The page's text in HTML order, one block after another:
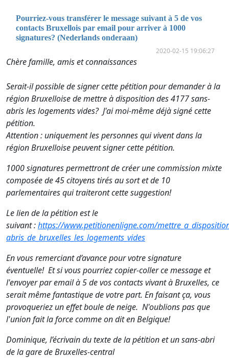
Pourriez-vous transférer le message suivant à 5 de vos
contacts Bruxellois par email pour arriver à 1000
signatures? (Nederlands onderaan)
2020-02-15 19:06:27
Chère famille, amis et connaissances
Serait-il possible de signer cette pétition pour demander à la
région Bruxelloise de mettre à disposition des 4177 sans-
abris les logements vides? J'ai moi-même déjà signé cette
pétition.
Attention : uniquement les personnes qui vivent dans la
région Bruxelloise peuvent signer cette pétition.
1000 signatures permettront de créer une commission mixte
composée de 45 citoyens tirés au sort et de 10
parlementaires qui traiteront cette suggestion!
Le lien de la pétition est le
suivant :https://www.petitionenligne.com/
abris_de_bruxelles_les_logements_vides
En vous remerciant d’avance pour votre signature
éventuelle! Et si vous pourriez copier-coller ce message et
l'envoyer par email à 5 de vos contacts vivant à Bruxelles, ce
serait même fantastique de votre part. En faisant ça, vous
provoqueriez un effet boule de neige. N'oublions pas que
l'union fait la force comme on dit en Belgique!
Dominique, l’écrivain du texte de la pétition et un sans-abri
de la gare de Bruxelles-central